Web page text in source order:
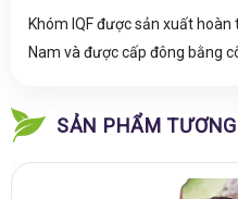
Khóm IQFđược sản xuất hoàn
Nam và được cấp đông bằng
SẢN PHẨM